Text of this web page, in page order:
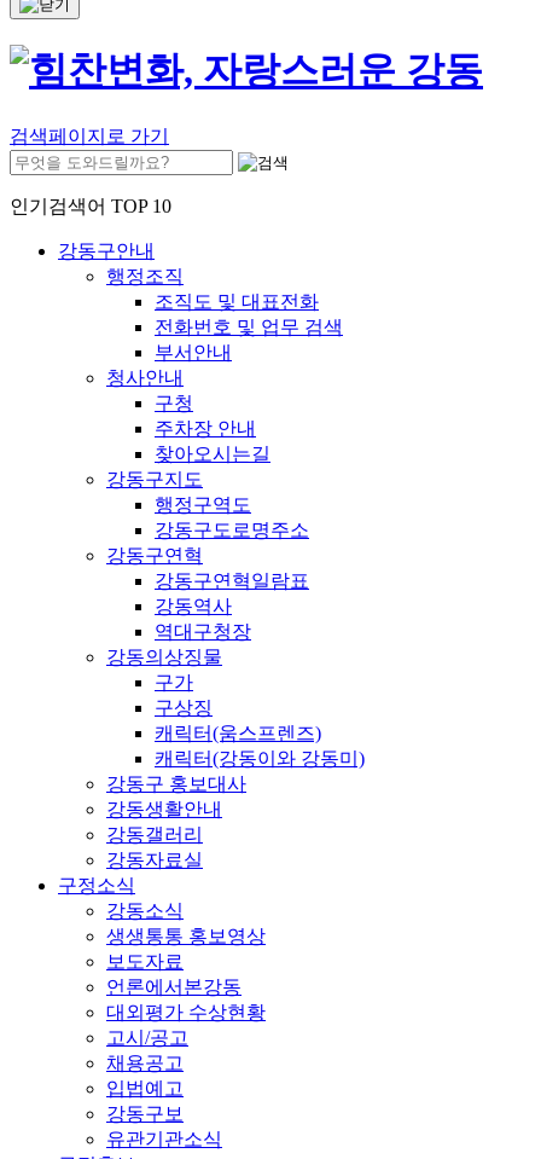
검색페이지로 가기
인기검색어 TOP 10
강동구안내
행정조직
조직도 및 대표전화
전화번호 및 업무 검색
부서안내
청사안내
구청
주차장 안내
찾아오시는길
강동구지도
행정구역도
강동구도로명주소
강동구연혁
강동구연혁일람표
강동역사
역대구청장
강동의상징물
구가
구상징
캐릭터(움스프렌즈)
캐릭터(강동이와 강동미)
강동구 홍보대사
강동생활안내
강동갤러리
강동자료실
구정소식
강동소식
생생통통 홍보영상
보도자료
언론에서본강동
대외평가 수상현황
고시/공고
채용공고
입법예고
강동구보
유관기관소식